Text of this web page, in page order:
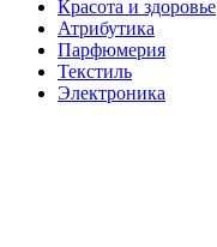
Красота и здоровье
Атрибутика
Парфюмерия
Текстиль
Электроника